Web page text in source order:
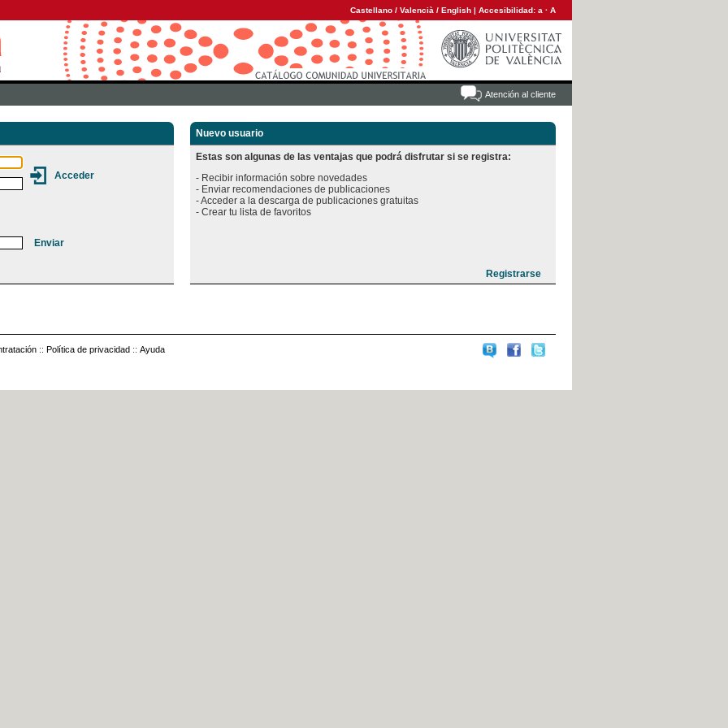
Castellano / Valencià / English | Accesibilidad: a · A
Atención al cliente
Nuevo usuario
Estas son algunas de las ventajas que podrá disfrutar si se registra:
- Recibir información sobre novedades
- Enviar recomendaciones de publicaciones
- Acceder a la descarga de publicaciones gratuitas
:: Política de privacidad :: Ayuda